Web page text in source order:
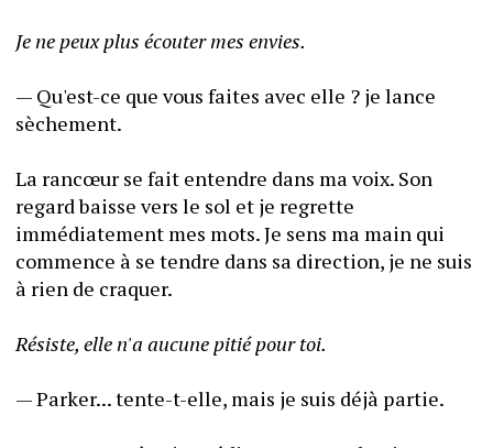
Je ne peux plus écouter mes envies.
— Qu'est-ce que vous faites avec elle ? je lance
sèchement.
La rancœur se fait entendre dans ma voix. Son
regard baisse vers le sol et je regrette
immédiatement mes mots. Je sens ma main qui
commence à se tendre dans sa direction, je ne suis
à rien de craquer.
Résiste, elle n'a aucune pitié pour toi.
— Parker... tente-t-elle, mais je suis déjà partie.